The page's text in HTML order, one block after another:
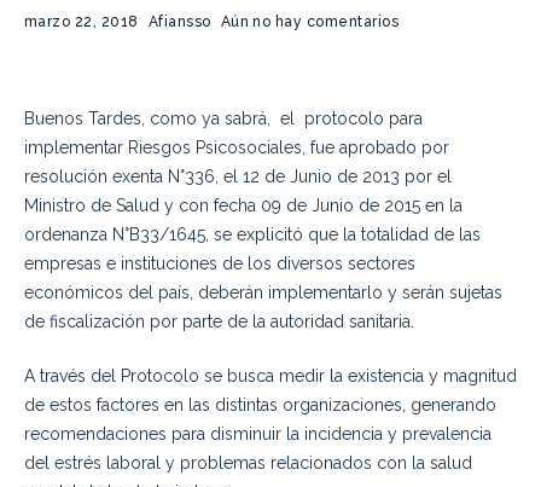
marzo 22, 2018 Afiansso Aún no hay comentarios
Buenos Tardes, como ya sabrá, el protocolo para
implementar Riesgos Psicosociales, fue aprobado por
resolución exenta N°336, el 12 de Junio de 2013 por el
Ministro de Salud y con fecha 09 de Junio de 2015 en la
ordenanza N°B33/1645, se explicitó que la totalidad de las
empresas e instituciones de los diversos sectores
económicos del país, deberán implementarlo y serán sujetas
de fiscalización por parte de la autoridad sanitaria.
A través del Protocolo se busca medir la existencia y magnitud
de estos factores en las distintas organizaciones, generando
recomendaciones para disminuir la incidencia y prevalencia
del estrés laboral y problemas relacionados con la salud